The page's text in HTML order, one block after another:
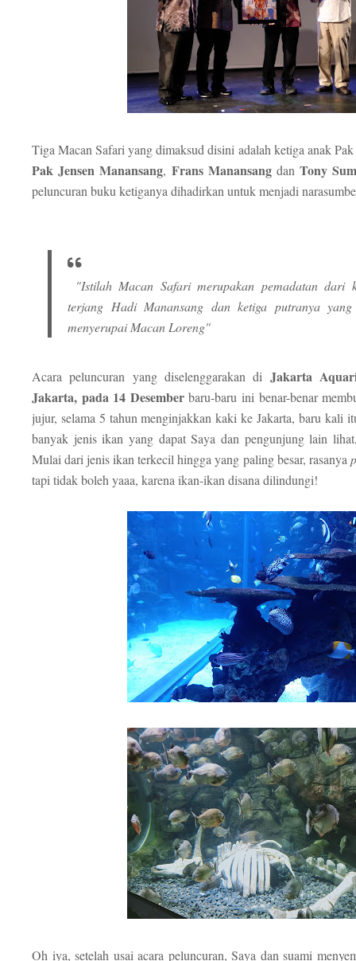
Tiga Macan Safari yang dimaksud disini adalah ketiga anak
Pak Jensen Manansang, Frans ManansangdanTony
peluncuran buku ketiganya dihadirkan untuk menjadi
"Istilah Macan Safari merupakan pemadatan dari
terjang Hadi Manansang dan ketiga putranya
menyerupai Macan Loreng"
Acara peluncuran yang diselenggarakan di Jakarta
Jakarta, pada 14 Desemberbaru-baru ini benar-benar
jujur, selama 5 tahun menginjakkan kaki ke Jakarta, baru kali
banyak jenis ikan yang dapat Saya dan pengunjung lain
Mulai dari jenis ikan terkecil hingga yang paling besar, rasanya
tapi tidak boleh yaaa, karena ikan-ikan disana dilindungi!
Oh iya, setelah usai acara peluncuran, Saya dan suami